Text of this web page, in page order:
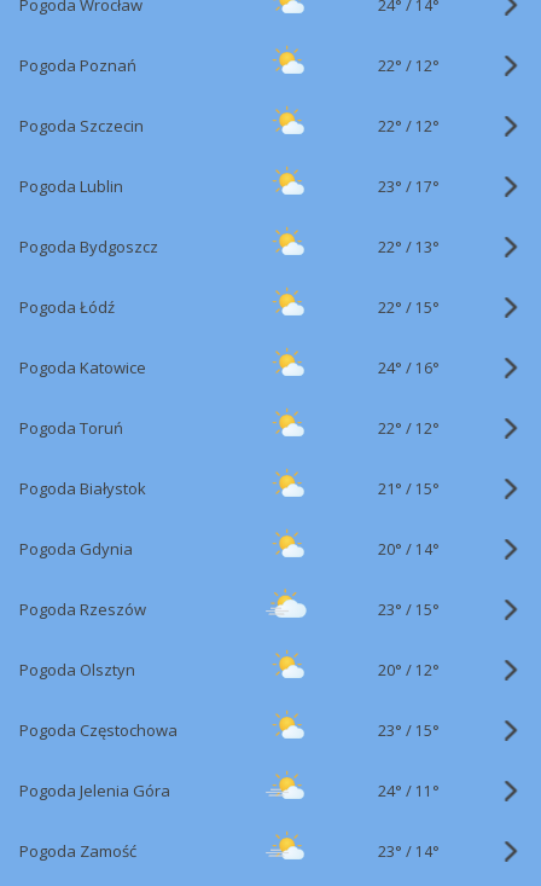
Pogoda Wrocław 14°
Pogoda Poznań 22° / 12°
Pogoda Szczecin 22° / 12°
Pogoda Lublin 23° / 17°
Pogoda Bydgoszcz 22° / 13°
Pogoda Łódź 22° / 15°
Pogoda Katowice 24° / 16°
Pogoda Toruń 22° / 12°
Pogoda Białystok 21° / 15°
Pogoda Gdynia 20° / 14°
Pogoda Rzeszów 23° / 15°
Pogoda Olsztyn 20° / 12°
Pogoda Częstochowa 23° / 15°
Pogoda Jelenia Góra 24° / 11°
Pogoda Zamość 23° / 14°